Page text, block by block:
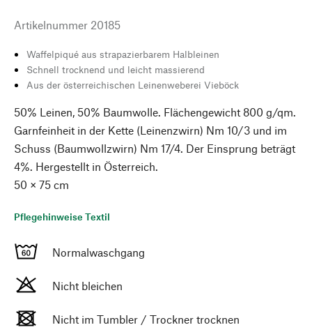
Artikelnummer 20185
Waffelpiqué aus strapazierbarem Halbleinen
Schnell trocknend und leicht massierend
Aus der österreichischen Leinenweberei Vieböck
50% Leinen, 50% Baumwolle. Flächengewicht 800 g/qm.
Garnfeinheit in der Kette (Leinenzwirn) Nm 10/3 und im
Schuss (Baumwollzwirn) Nm 17/4. Der Einsprung beträgt
4%. Hergestellt in Österreich.
50 × 75 cm
Pflegehinweise Textil
Normalwaschgang
Nicht bleichen
Nicht im Tumbler / Trockner trocknen